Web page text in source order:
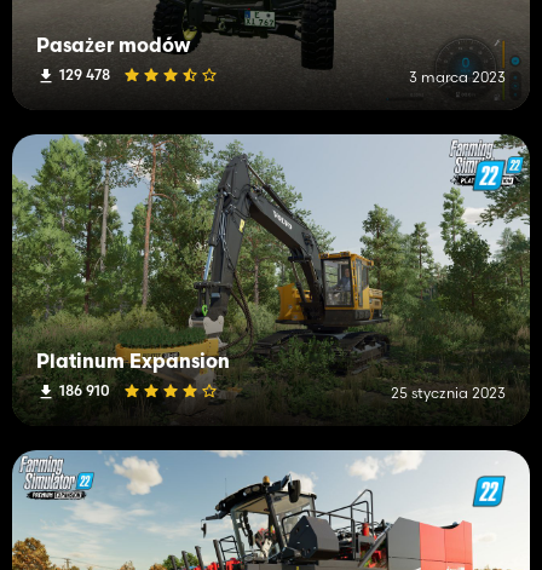
Pasażer modów
129 478 3 marca 2023
Platinum Expansion
186 910 25 stycznia 2023